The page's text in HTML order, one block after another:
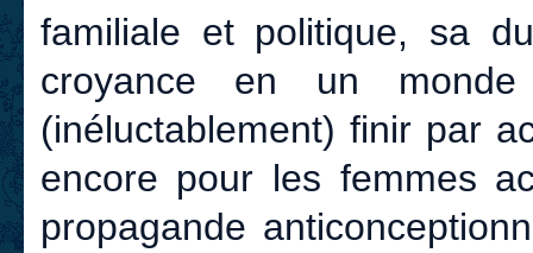
familiale et politique, sa
croyance en un
(inéluctablement) finir par
encore pour les femmes
propagande